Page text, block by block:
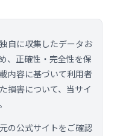
自に収集したデータお
、正確性・完全性を保
内容に基づいて利用者
損害について、当サイ
の公式サイトをご確認